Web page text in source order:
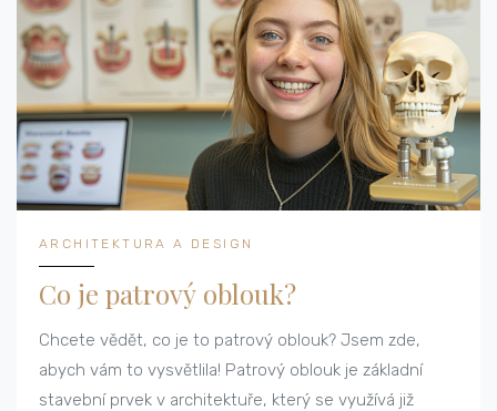
ARCHITEKTURA A DESIGN
Co je patrový oblouk?
Chcete vědět, co je to patrový oblouk? Jsem zde,
abych vám to vysvětlila! Patrový oblouk je základní
stavební prvek v architektuře, který se využívá již